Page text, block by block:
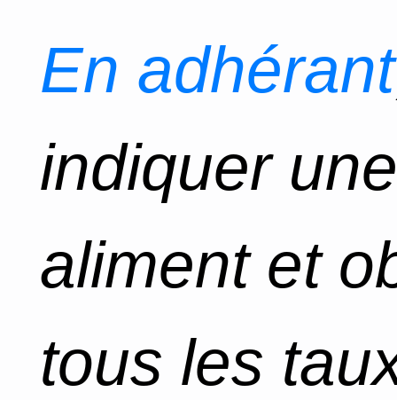
En adhérant
indiquer
aliment et
tous les